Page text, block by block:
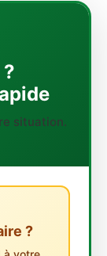
situation.
?